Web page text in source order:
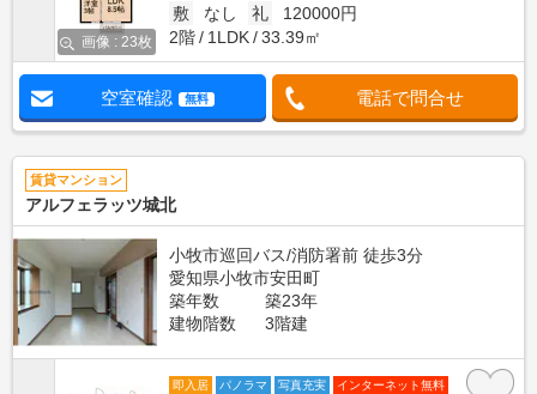
画像 : 23枚
敷
なし 礼
120000円
2階
1LDK 33.39㎡
空室確認 無料 電話で問合せ
賃貸マンション
アルフェラッツ城北
小牧市巡回バス/消防署前 徒歩3分
愛知県小牧市安田町
築年数
築23年
建物階数
3階建
即入居 パノラマ 写真充実 インターネット無料